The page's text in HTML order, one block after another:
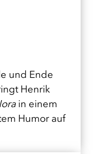
und Ende
Henrik
in einem
Humor auf